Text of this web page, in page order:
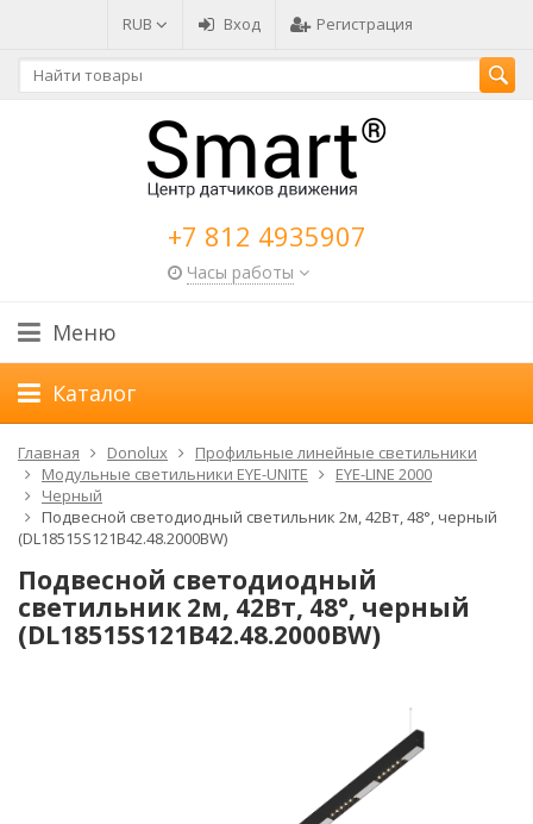
RUB Вход Регистрация
+7 812 4935907
Часы работы
Меню
Каталог
Главная Donolux
Профильные линейные светильники
Модульные светильники EYE-UNITE
EYE-LINE 2000
Черный
Подвесной светодиодный светильник 2м, 42Вт, 48°, черный
(DL18515S121B42.48.2000BW)
Подвесной светодиодный
светильник 2м, 42Вт, 48°, черный
(DL18515S121B42.48.2000BW)